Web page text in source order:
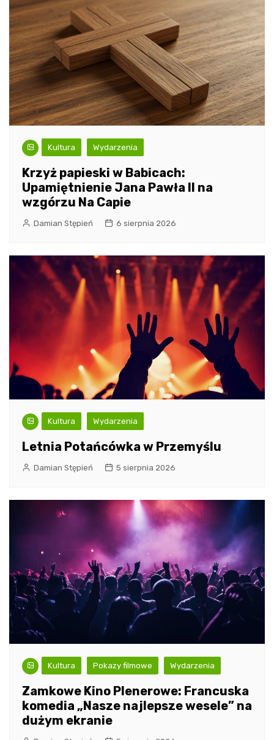
Kultura Wydarzenia
Krzyż papieski w Babicach:
Upamiętnienie Jana Pawła II na
wzgórzu Na Capie
Damian Stępień 6 sierpnia 2026
Kultura Wydarzenia
Letnia Potańcówka w Przemyślu
Damian Stępień 5 sierpnia 2026
Kultura Pokazy filmowe Wydarzenia
Zamkowe Kino Plenerowe: Francuska
komedia „Nasze najlepsze wesele” na
dużym ekranie